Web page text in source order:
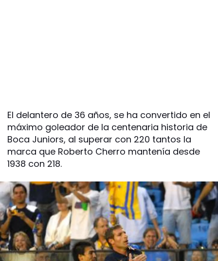
El delantero de 36 años, se ha convertido en el
máximo goleador de la centenaria historia de
Boca Juniors, al superar con 220 tantos la
marca que Roberto Cherro mantenía desde
1938 con 218.